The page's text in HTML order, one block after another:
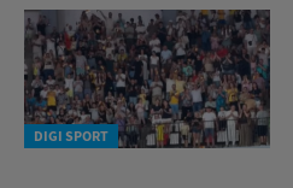
DIGI SPORT